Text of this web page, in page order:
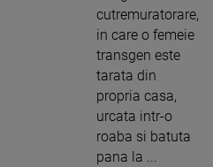
cutremuratorare,
in care o femeie
transgen este
tarata din
propria casa,
urcata intr-o
roaba si batuta
pana la ...